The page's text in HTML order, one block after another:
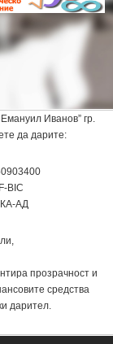
Иванов” гр.
да дарите:
BIC
АД
прозрачност и
средства
дарител.